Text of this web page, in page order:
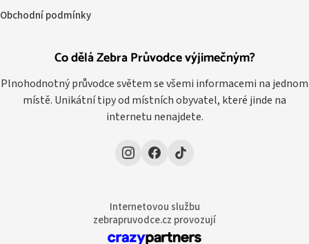
Co dělá Zebra Průvodce výjimečným?
Plnohodnotný průvodce světem se všemi informacemi na jednom
místě. Unikátní tipy od místních obyvatel, které jinde na
internetu nenajdete.
Obchodní podmínky
Internetovou službu
zebrapruvodce.cz provozují